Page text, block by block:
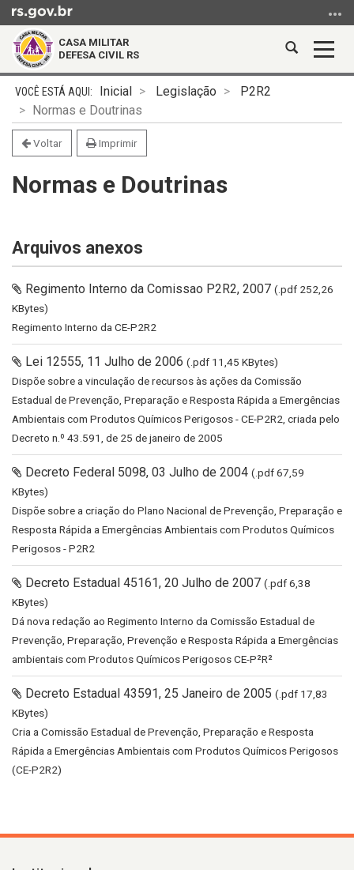
para
conteúdo
menu
para
CASA MILITAR
DEFESA CIVIL RS
Abrir
Início
conteúdo
Inicial Legislação
P2R2
Normas e Doutrinas
Voltar Imprimir
Normas e Doutrinas
Arquivos anexos
Regimento Interno da Comissao P2R2, 2007 (.pdf 252,26
KBytes)
Regimento Interno da CE-P2R2
Lei 12555, 11 Julho de 2006 (.pdf 11,45 KBytes)
Dispõe sobre a vinculação de recursos às ações da Comissão
Estadual de Prevenção, Preparação e Resposta Rápida a Emergências
Ambientais com Produtos Químicos Perigosos - CE-P2R2, criada pelo
Decreto n.º 43.591, de 25 de janeiro de 2005
Decreto Federal 5098, 03 Julho de 2004 (.pdf 67,59
KBytes)
Dispõe sobre a criação do Plano Nacional de Prevenção, Preparação e
Resposta Rápida a Emergências Ambientais com Produtos Químicos
Perigosos - P2R2
Decreto Estadual 45161, 20 Julho de 2007 (.pdf 6,38
KBytes)
Dá nova redação ao Regimento Interno da Comissão Estadual de
Prevenção, Preparação, Prevenção e Resposta Rápida a Emergências
ambientais com Produtos Químicos Perigosos CE-P²R²
Decreto Estadual 43591, 25 Janeiro de 2005 (.pdf 17,83
KBytes)
Cria a Comissão Estadual de Prevenção, Preparação e Resposta
Rápida a Emergências Ambientais com Produtos Químicos Perigosos
(CE-P2R2)